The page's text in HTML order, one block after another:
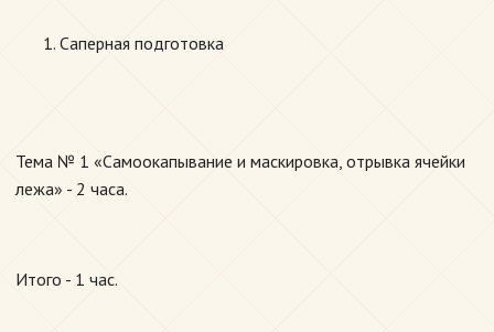
Саперная подготовка
Тема № 1 «Самоокапывание и маскировка, отрывка ячейки
лежа» - 2 часа.
Итого - 1 час.